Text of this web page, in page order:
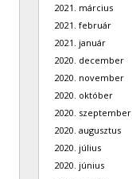
2021. március
2021. február
2021. január
2020. december
2020. november
2020. október
2020. szeptember
2020. augusztus
2020. július
2020. június